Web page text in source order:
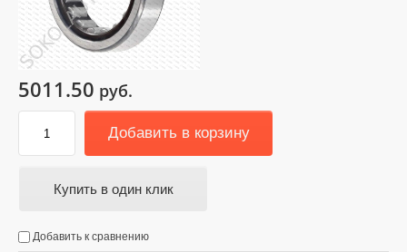
5011.50 руб.
Добавить в корзину
Купить в один клик
Добавить к сравнению